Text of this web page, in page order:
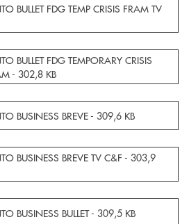
una nuova finestra
BULLET FDG TEMP CRISIS FRAM TV
una nuova finestra
BULLET FDG TEMPORARY CRISIS
- 302,8 KB
una nuova finestra
BUSINESS BREVE - 309,6 KB
una nuova finestra
BUSINESS BREVE TV C&F - 303,9
una nuova finestra
BUSINESS BULLET - 309,5 KB